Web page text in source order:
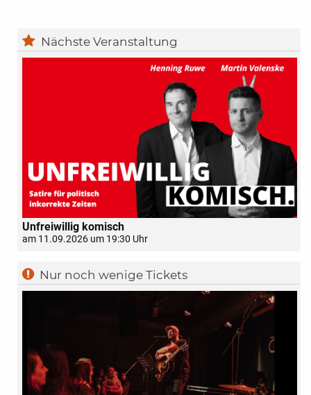
Nächste Veranstaltung
Unfreiwillig komisch
am 11.09.2026 um 19:30 Uhr
Nur noch wenige Tickets